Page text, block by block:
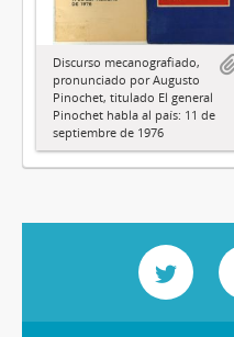
Discurso mecanografiado,
pronunciado por Augusto
Pinochet, titulado El general
Pinochet habla al país: 11 de
septiembre de 1976